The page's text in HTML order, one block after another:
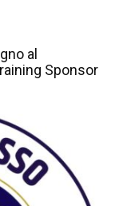
al
Sponsor